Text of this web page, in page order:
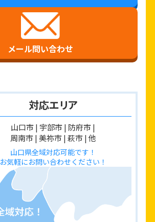
メール問い合わせ
対応エリア
山口市 | 宇部市 | 防府市 |
周南市 | 美祢市 | 萩市 | 他
山口県全域対応可能です！
お気軽にお問い合わせください！